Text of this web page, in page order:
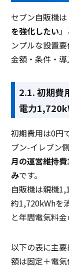
セブン自販機
を強化したい
ンプルな設置
金額・条件・導
2.1. 初期費
電力
初期費用は0円
ブン-イレブン
月の運営維持
みです。
自販機は親機
約1,720kWhを
と年間電気料
以下の表に主
額は固定＋電